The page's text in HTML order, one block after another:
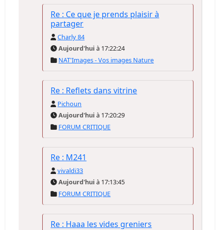
Re : Ce que je prends plaisir à
partager
Charly 84
Aujourd'hui à 17:22:24
NAT'Images - Vos images Nature
Re : Reflets dans vitrine
Pichoun
Aujourd'hui à 17:20:29
FORUM CRITIQUE
Re : M241
vivaldi33
Aujourd'hui à 17:13:45
FORUM CRITIQUE
Re : Haaa les vides greniers